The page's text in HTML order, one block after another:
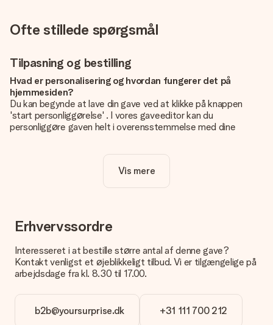
Ofte stillede spørgsmål
Tilpasning og bestilling
Hvad er personalisering og hvordan fungerer det på
hjemmesiden?
Du kan begynde at lave din gave ved at klikke på knappen
'start personliggørelse' . I vores gaveeditor kan du
personliggøre gaven helt i overensstemmelse med dine
Er personalisering inkluderet i prisen?
Prisen der vises på hjemmesiden omfatter personliggørelse
Hvordan ved jeg, om mit billede har den rigtige kvalitet?
Vi vil være sikre på, at du er helt tilfreds med din gave. Derfor
om kvaliteten af dit billede, kan du kontakte vores
kundeservice og vedlægge dit foto sammen med den gave,
du er interesseret i at bestille. Så kan de tjekke kvaliteten for
Hvilke formater kan jeg uploade?
Vis mere
Erhvervssordre
Interesseret i at bestille større antal af denne gave?
Kontakt venligst et øjeblikkeligt tilbud. Vi er tilgængelige på
arbejdsdage fra kl. 8.30 til 17.00.
b2b@yoursurprise.dk +31 111 700 212